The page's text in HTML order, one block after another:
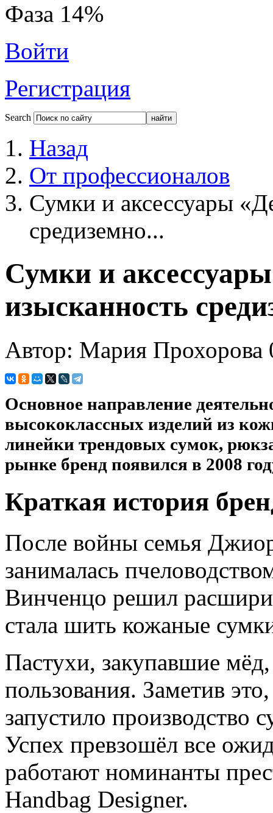
Фаза 14%
Войти
Регистрация
Search
Назад
От профессионалов
Сумки и аксессуары
средиземно...
Сумки и
изысканность
Автор: Мария Прохорова
Основное направление
высококлассных изделий из
линейки трендовых сумок,
рынке бренд появился в 2008
Краткая история
После войны семья
занималась
Винченцо решил
стала шить кожаные
Пастухи, закупавшие
пользования. Заметив
запустило производство
Успех превзошёл все
работают номинанты
Handbag Designer.